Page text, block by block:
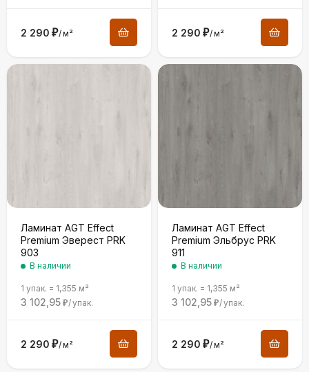
2 290 ₽/м² 2 290 ₽/м²
Ламинат AGT Effect
Premium Эверест PRK
903
В наличии
1 упак. = 1,355 м²
3 102,95 ₽/упак.
2 290 ₽/м²
Ламинат AGT Effect
Premium Эльбрус PRK
911
В наличии
1 упак. = 1,355 м²
3 102,95 ₽/упак.
2 290 ₽/м²